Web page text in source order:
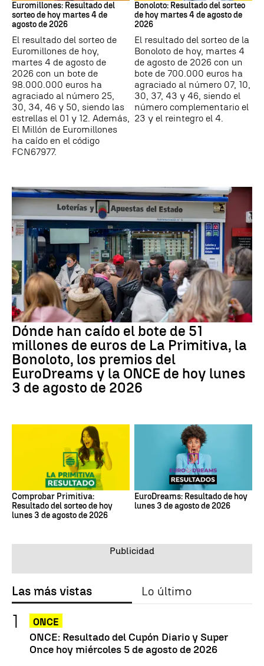
Euromillones: Resultado del
sorteo de hoy martes 4 de
agosto de 2026
El resultado del sorteo de
Euromillones de hoy,
martes 4 de agosto de
2026 con un bote de
98.000.000 euros ha
agraciado al número 25,
30, 34, 46 y 50, siendo las
estrellas el 01 y 12. Además,
El Millón de Euromillones
ha caído en el código
FCN67977.
Bonoloto: Resultado del sorteo
de hoy martes 4 de agosto de
2026
El resultado del sorteo de la
Bonoloto de hoy, martes 4
de agosto de 2026 con un
bote de 700.000 euros ha
agraciado al número 07, 10,
30, 37, 43 y 46, siendo el
número complementario el
23 y el reintegro el 4.
Dónde han caído el bote de 51
millones de euros de La Primitiva, la
Bonoloto, los premios del
EuroDreams y la ONCE de hoy lunes
3 de agosto de 2026
Comprobar Primitiva:
Resultado del sorteo de hoy
lunes 3 de agosto de 2026
EuroDreams: Resultado de hoy
lunes 3 de agosto de 2026
Las más vistas Lo último
ONCE
ONCE: Resultado del Cupón Diario y Super
Once hoy miércoles 5 de agosto de 2026